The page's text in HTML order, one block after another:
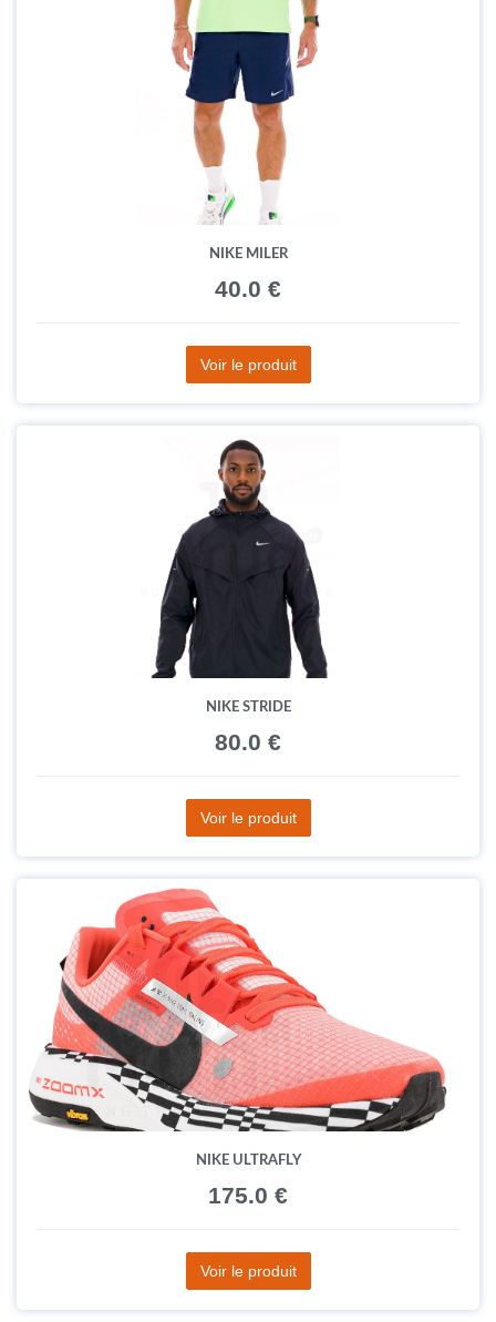
NIKE MILER
40.0 €
Voir le produit
NIKE STRIDE
80.0 €
Voir le produit
NIKE ULTRAFLY
175.0 €
Voir le produit